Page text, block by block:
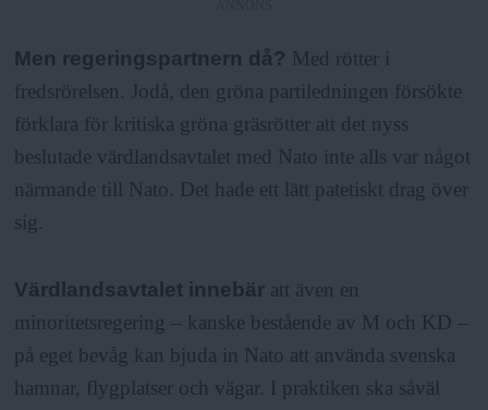
Men regeringspartnern då? Med rötter i
fredsrörelsen. Jodå, den gröna partiledningen försökte
förklara för kritiska gröna gräsrötter att det nyss
beslutade värdlandsavtalet med Nato inte alls var något
närmande till Nato. Det hade ett lätt patetiskt drag över
sig.
Värdlandsavtalet innebär att även en
minoritetsregering – kanske bestående av M och KD –
på eget bevåg kan bjuda in Nato att använda svenska
hamnar, flygplatser och vägar. I praktiken ska såväl